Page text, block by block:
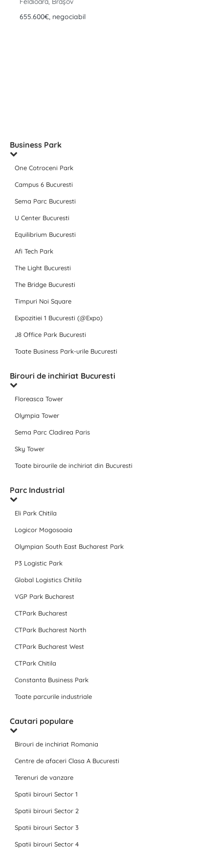
655.600€, negociabil
Business Park
One Cotroceni Park
Campus 6 Bucuresti
Sema Parc Bucuresti
U Center Bucuresti
Equilibrium Bucuresti
Afi Tech Park
The Light Bucuresti
The Bridge Bucuresti
Timpuri Noi Square
Expozitiei 1 Bucuresti (@Expo)
J8 Office Park Bucuresti
Toate Business Park-urile Bucuresti
Birouri de inchiriat Bucuresti
Floreasca Tower
Olympia Tower
Sema Parc Cladirea Paris
Sky Tower
Toate birourile de inchiriat din Bucuresti
Parc Industrial
Eli Park Chitila
Logicor Mogosoaia
Olympian South East Bucharest Park
P3 Logistic Park
Global Logistics Chitila
VGP Park Bucharest
CTPark Bucharest
CTPark Bucharest North
CTPark Bucharest West
CTPark Chitila
Constanta Business Park
Toate parcurile industriale
Cautari populare
Birouri de inchiriat Romania
Centre de afaceri Clasa A Bucuresti
Terenuri de vanzare
Spatii birouri Sector 1
Spatii birouri Sector 2
Spatii birouri Sector 3
Spatii birouri Sector 4